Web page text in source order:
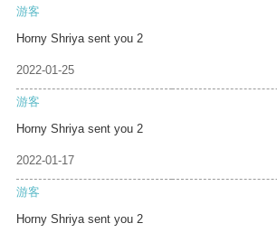
游客
Horny Shriya sent you 2
2022-01-25
游客
Horny Shriya sent you 2
2022-01-17
游客
Horny Shriya sent you 2